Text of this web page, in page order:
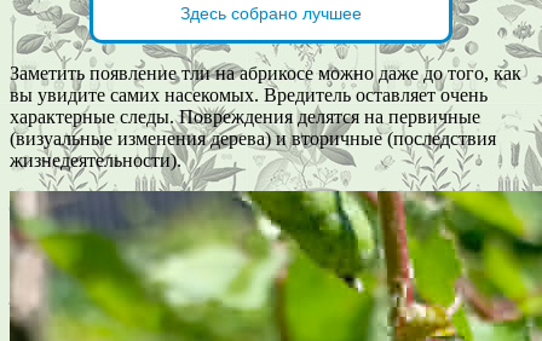
Здесь собрано лучшее
Заметить появление тли на абрикосе можно даже до того, как
вы увидите самих насекомых. Вредитель оставляет очень
характерные следы. Повреждения делятся на первичные
(визуальные изменения дерева) и вторичные (последствия
жизнедеятельности).